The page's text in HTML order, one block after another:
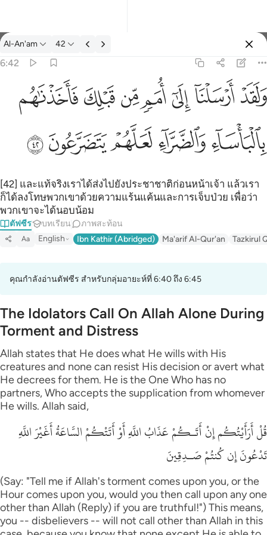
ตัฟซีร: Al-An'am 6:42
Al-An'am 42
6:42
الى امم من قبلك فاخذناهم بالباساء والضراء لعلهم يتضرعون ٤٢
إِلَىٰٓ أُمَمٍۢ مِّن قَبْلِكَ فَأَخَذْنَـٰهُم بِٱلْبَأْسَآءِ وَٱلضَّرَّآءِ لَعَلَّهُمْ يَتَضَرَّعُونَ ٤٢
ﲬﲭﲮﲯﲰﲱﲲ
ﲳﲴﲵﲶﲷ
[42] และแท้จริงเราได้ส่งไปยังประชาชาติก่อนหน้าเจ้า แล้วเรา
ก็ได้ลงโทษพวกเขาด้วยความแร้นแค้นและการเจ็บป่วย เพื่อว่า
พวกเขาจะได้นอบน้อม
ตัฟซีร บทเรียน ภาพสะท้อน
Aa English Ibn Kathir (Abridged) Ma'arif Al-Qur'an Tazkirul
คุณกำลังอ่านตัฟซีร สำหรับกลุ่มอายะห์ที่ 6:40 ถึง 6:45
The Idolators Call On Allah Alone During
Torment and Distress
Allah states that He does what He wills with His
creatures and none can resist His decision or avert what
He decrees for them. He is the One Who has no
partners, Who accepts the supplication from whomever
He wills. Allah said,
قُلْ أَرَأَيْتُكُم إِنْ أَتَـكُمْ عَذَابُ اللَّهِ أَوْ أَتَتْكُمْ السَّاعَةُ أَغَيْرَ اللَّهِ
تَدْعُونَ إِن كُنتُمْ صَـدِقِينَ
(Say: "Tell me if Allah's torment comes upon you, or the
Hour comes upon you, would you then call upon any one
other than Allah (Reply) if you are truthful!") This means,
you -- disbelievers -- will not call other than Allah in this